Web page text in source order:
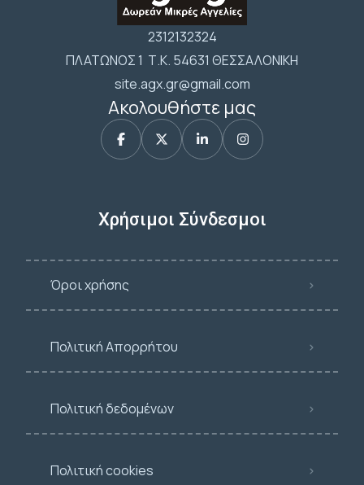
2312132324
ΠΛΑΤΩΝΟΣ 1 Τ.Κ. 54631 ΘΕΣΣΑΛΟΝΙΚΗ
site.agx.gr@gmail.com
Ακολουθήστε μας
Χρήσιμοι Σύνδεσμοι
Όροι χρήσης
Πολιτική Απορρήτου
Πολιτική δεδομένων
Πολιτική cookies